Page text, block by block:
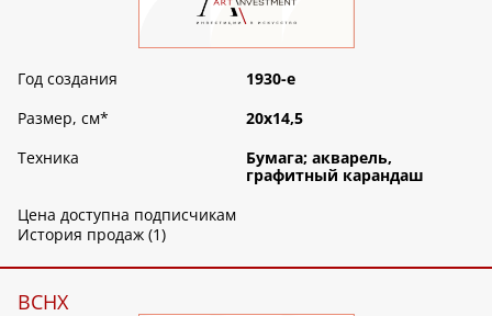
Год создания
1930-е
Размер, см*
20х14,5
Техника
Бумага; акварель,
графитный карандаш
Цена доступна подписчикам
История продаж (1)
ВСНХ